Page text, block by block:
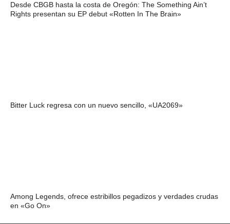
Desde CBGB hasta la costa de Oregón: The Something Ain’t
Rights presentan su EP debut «Rotten In The Brain»
Bitter Luck regresa con un nuevo sencillo, «UA2069»
Among Legends, ofrece estribillos pegadizos y verdades crudas
en «Go On»